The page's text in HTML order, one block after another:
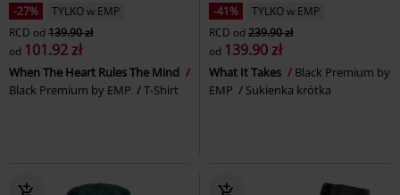
-27%
TYLKO w EMP
RCD od 139.90 zł
od 101.92 zł
When The Heart Rules The Mind
Black Premium by EMP
T-Shirt
-41%
TYLKO w EMP
RCD od 239.90 zł
od 139.90 zł
What It Takes
Black Premium by
EMP
Sukienka krótka